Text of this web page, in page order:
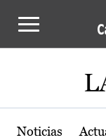
Actualidad
Noticias